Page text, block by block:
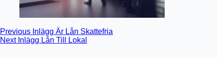
Previous Inlägg Är Lån Skattefria
Next Inlägg Lån Till Lokal